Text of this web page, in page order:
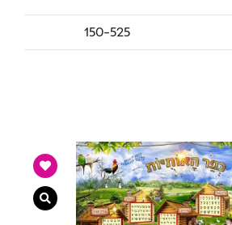
150-525
צפייה